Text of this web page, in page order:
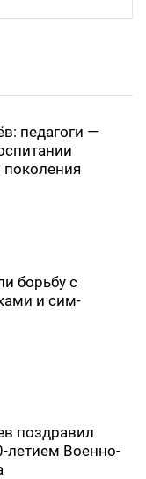
педагоги —
борьбу с
и сим-
поздравил
летием Военно-